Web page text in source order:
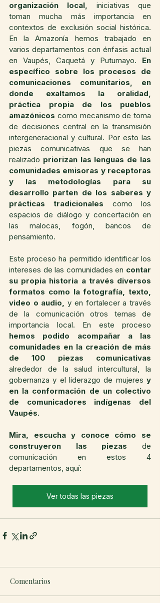
organización local, iniciativas que
toman mucha más importancia en
contextos de exclusión social histórica.
En la Amazonía hemos trabajado en
varios departamentos con énfasis actual
en Vaupés, Caquetá y Putumayo. En
específico sobre los procesos de
comunicaciones comunitarios, en
donde exaltamos la oralidad,
práctica propia de los pueblos
amazónicos como mecanismo de toma
de decisiones central en la transmisión
intergeneracional y cultural. Por esto las
piezas comunicativas que se han
realizado priorizan las lenguas de las
comunidades emisoras y receptoras
y las metodologías para su
desarrollo parten de los saberes y
prácticas tradicionales como los
espacios de diálogo y concertación en
las malocas, fogón, bancos de
pensamiento.
Este proceso ha permitido identificar los
intereses de las comunidades en contar
su propia historia a través diversos
formatos como la fotografía, texto,
video o audio, y en fortalecer a través
de la comunicación otros temas de
hemos podido acompañar a las
comunidades en la creación de más
de 100 piezas comunicativas
alrededor de la salud intercultural, la
gobernanza y el liderazgo de mujeres y
en la conformación de un colectivo
de comunicadores indígenas del
Vaupés.
Mira, escucha y conoce cómo se
construyeron las piezas de
comunicación en estos 4
departamentos, aquí:
Ver todas las piezas
Comentarios